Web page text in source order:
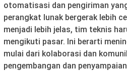
otomatisasi dan pengiriman
perangkat lunak bergerak lebih
menjadi lebih jelas, tim teknis
mengikuti pasar. Ini berarti
mulai dari kolaborasi dan
pengembangan dan